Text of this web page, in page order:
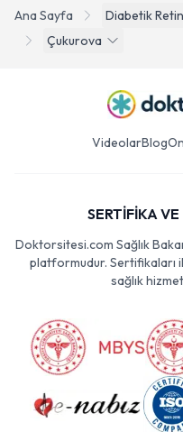
Ana Sayfa Diabetik
Çukurova
VideolarBlog
SERTİFİKA
Doktorsitesi.com Sağlık
platformudur. Sertifikaları
sağlık